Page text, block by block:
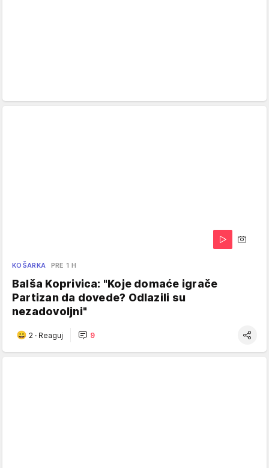
KOŠARKA PRE 1 H
Balša Koprivica: "Koje domaće igrače
Partizan da dovede? Odlazili su
nezadovoljni"
2 · Reaguj 9